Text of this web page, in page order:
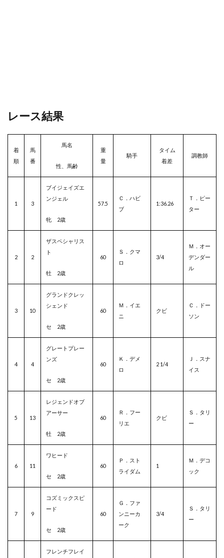
レース結果
着
順
馬
番
馬名
性、馬齢
重
量
騎手
タイム
着差
調教師
1 3
ブイジェイズエ
ンジェル
牝 2歳
57.5
Ｃ．ハビ
ブ
1:36.26
Ｔ．ピー
ター
2 2
ザスペシャリス
ト
牡 2歳
60
Ｓ．クマ
ロ
3/4
Ｍ．オー
デンダー
ル
3 10
グランドクレッ
シェンド
セ 2歳
60
Ｍ．イエ
ニ
クビ
Ｃ．ドー
ソン
4 4
グレートプレー
ンズ
セ 2歳
60
Ｋ．デメ
ロ
2 1/4
Ｊ．スナ
イス
5 13
レジェンドオブ
アーサー
牡 2歳
60
Ｒ．フー
リエ
クビ
Ｓ．タリ
ー
6 11
ワヒード
セ 2歳
60
Ｐ．スト
ライダム
1
Ｍ．デコ
ック
7 9
コズミックスピ
ード
セ 2歳
60
Ｇ．ファ
ンニーカ
ーク
3/4
Ｓ．タリ
ー
フレンチフレイ